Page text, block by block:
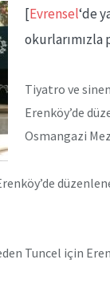
[Evrensel‘de
okurlarımızla
Tiyatro ve
Erenköy’de
Osmangazi
Tuncel için